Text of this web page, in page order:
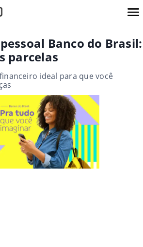
Banco do Brasil:
parcelas
ideal para que você